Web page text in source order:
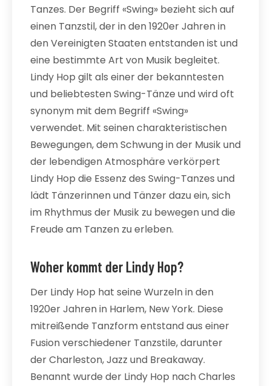
Tanzes. Der Begriff «Swing» bezieht sich auf
einen Tanzstil, der in den 1920er Jahren in
den Vereinigten Staaten entstanden ist und
eine bestimmte Art von Musik begleitet.
Lindy Hop gilt als einer der bekanntesten
und beliebtesten Swing-Tänze und wird oft
synonym mit dem Begriff «Swing»
verwendet. Mit seinen charakteristischen
Bewegungen, dem Schwung in der Musik und
der lebendigen Atmosphäre verkörpert
Lindy Hop die Essenz des Swing-Tanzes und
lädt Tänzerinnen und Tänzer dazu ein, sich
im Rhythmus der Musik zu bewegen und die
Freude am Tanzen zu erleben.
Woher kommt der Lindy Hop?
Der Lindy Hop hat seine Wurzeln in den
1920er Jahren in Harlem, New York. Diese
mitreißende Tanzform entstand aus einer
Fusion verschiedener Tanzstile, darunter
der Charleston, Jazz und Breakaway.
Benannt wurde der Lindy Hop nach Charles